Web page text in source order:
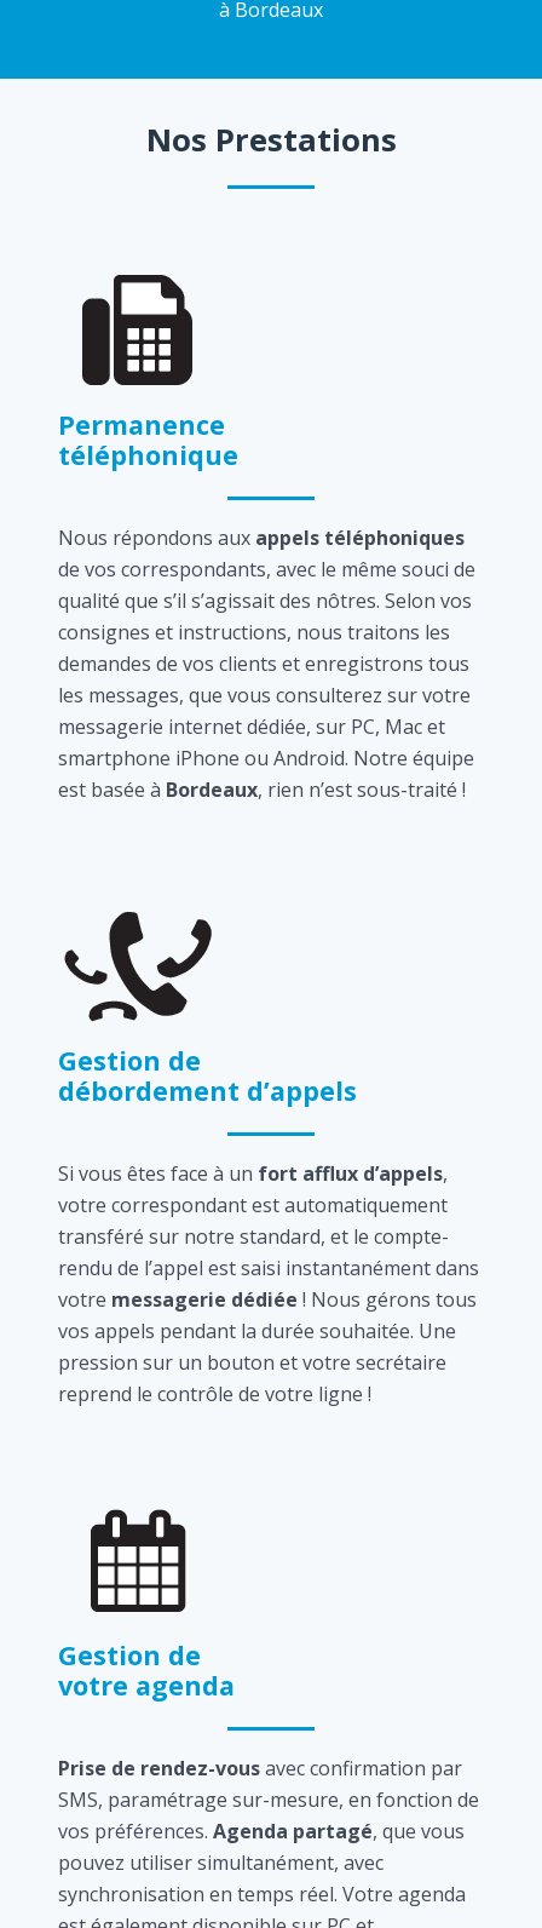
à Bordeaux
Nos Prestations
Permanence
téléphonique
Nous répondons aux appels téléphoniques
de vos correspondants, avec le même souci de
qualité que s’il s’agissait des nôtres. Selon vos
consignes et instructions, nous traitons les
demandes de vos clients et enregistrons tous
les messages, que vous consulterez sur votre
messagerie internet dédiée, sur PC, Mac et
smartphone iPhone ou Android. Notre équipe
est basée à Bordeaux, rien n’est sous-traité !
Gestion de
débordement d’appels
Si vous êtes face à un fort afflux d’appels,
votre correspondant est automatiquement
transféré sur notre standard, et le compte-
rendu de l’appel est saisi instantanément dans
votre messagerie dédiée ! Nous gérons tous
vos appels pendant la durée souhaitée. Une
pression sur un bouton et votre secrétaire
reprend le contrôle de votre ligne !
Gestion de
votre agenda
Prise de rendez-vousavec confirmation par
SMS, paramétrage sur-mesure, en fonction de
vos préférences. Agenda partagé, que vous
pouvez utiliser simultanément, avec
synchronisation en temps réel. Votre agenda